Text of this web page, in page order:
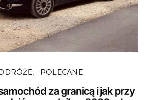
POLECANE
za granicą i jak przy